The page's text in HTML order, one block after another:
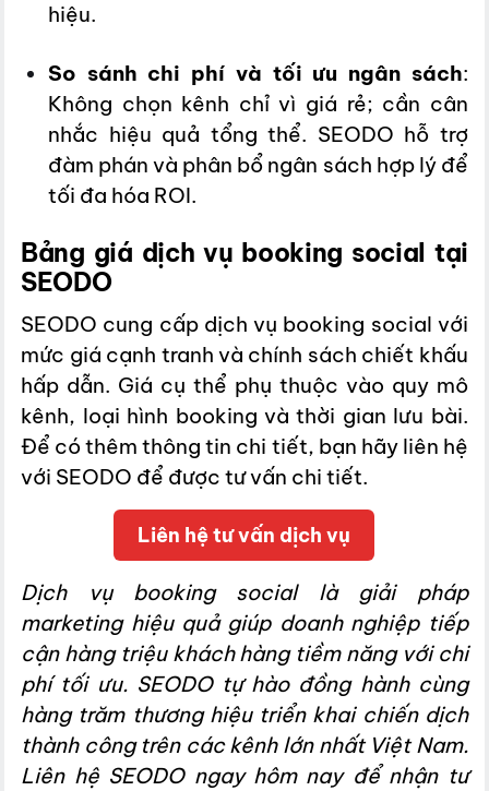
hiệu.
So sánh chi phí và tối ưu ngân sách:
Không chọn kênh chỉ vì giá rẻ; cần cân
nhắc hiệu quả tổng thể. SEODO hỗ trợ
đàm phán và phân bổ ngân sách hợp lý để
tối đa hóa ROI.
Bảng giá dịch vụ booking social tại
SEODO
SEODO cung cấp dịch vụ booking social với
mức giá cạnh tranh và chính sách chiết khấu
hấp dẫn. Giá cụ thể phụ thuộc vào quy mô
kênh, loại hình booking và thời gian lưu bài.
Để có thêm thông tin chi tiết, bạn hãy liên hệ
với SEODO để được tư vấn chi tiết.
Liên hệ tư vấn dịch vụ
Dịch vụ booking social là giải pháp
marketing hiệu quả giúp doanh nghiệp tiếp
cận hàng triệu khách hàng tiềm năng với chi
phí tối ưu. SEODO tự hào đồng hành cùng
hàng trăm thương hiệu triển khai chiến dịch
thành công trên các kênh lớn nhất Việt Nam.
Liên hệ SEODO ngay hôm nay để nhận tư